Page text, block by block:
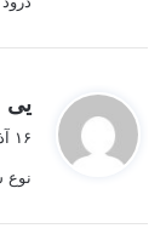
یی
ف
۱۶ آذر ۱۳۹۳ در ۹:۰۶ ب٫ظ
نوع